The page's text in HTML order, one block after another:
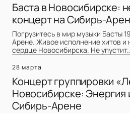
Баста в Новосибирске:
концерт на Сибирь-
Погрузитесь в мир музыки Басты
Арене. Живое исполнение хитов и
сердце Новосибирска. Не
28 марта
Концерт группировки
Новосибирске: Энергия
Сибирь-Арене